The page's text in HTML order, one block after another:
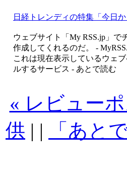
日経トレンディの特集「今日
ウェブサイト「My RSS.jp」
作成してくれるのだ。 -
これは現在表示しているウェ
ルするサービス - あとで読む
« レビュー
供 | | 「あと